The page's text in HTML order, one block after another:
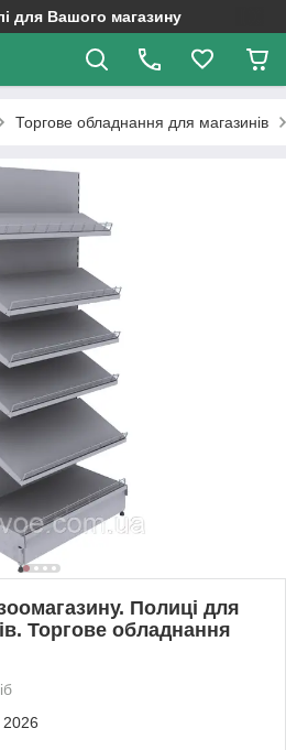
для Вашого магазину
Торгове обладнання для магазинів
Полиці для
Торгове обладнання